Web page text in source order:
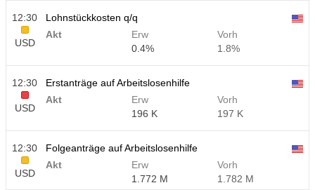
12:30
USD
Lohnstückkosten q/q
Akt
Erw
0.4%
Vorh
1.8%
12:30
USD
Erstanträge auf Arbeitslosenhilfe
Akt
Erw
196 K
Vorh
197 K
12:30
USD
Folgeanträge auf Arbeitslosenhilfe
Akt
Erw
1.772 M
Vorh
1.782 M